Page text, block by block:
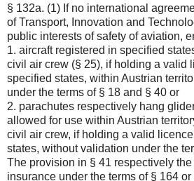
§ 132a. (1) If no international
of Transport, Innovation and
public interests of safety of aviation,
1. aircraft registered in specified
civil air crew (§ 25), if holding a valid
specified states, within Austrian
under the terms of § 18 and § 40 or
2. parachutes respectively hang
allowed for use within Austrian
civil air crew, if holding a valid
states, without validation under the
The provision in § 41 respectively
insurance under the terms of § 164